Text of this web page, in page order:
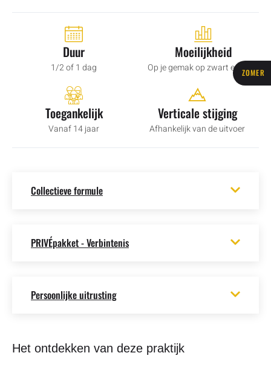
ZOMER
Duur
1/2 of 1 dag
Moeilijkheid
Op je gemak op zwart en rood
Toegankelijk
Vanaf 14 jaar
Verticale stijging
Afhankelijk van de uitvoer
Collectieve formule
PRIVÉpakket - Verbintenis
Persoonlijke uitrusting
Het ontdekken van deze praktijk